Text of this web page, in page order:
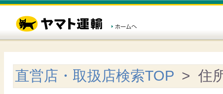
直営店・取扱店検索TOP > 住